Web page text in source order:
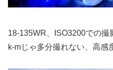
18-135WR、ISO3200での撮
k-mじゃ多分撮れない、高感